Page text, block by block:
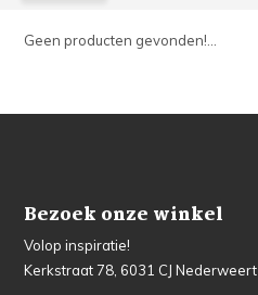
Geen producten gevonden!...
Bezoek onze winkel
Volop inspiratie!
Kerkstraat 78, 6031 CJ Nederweert